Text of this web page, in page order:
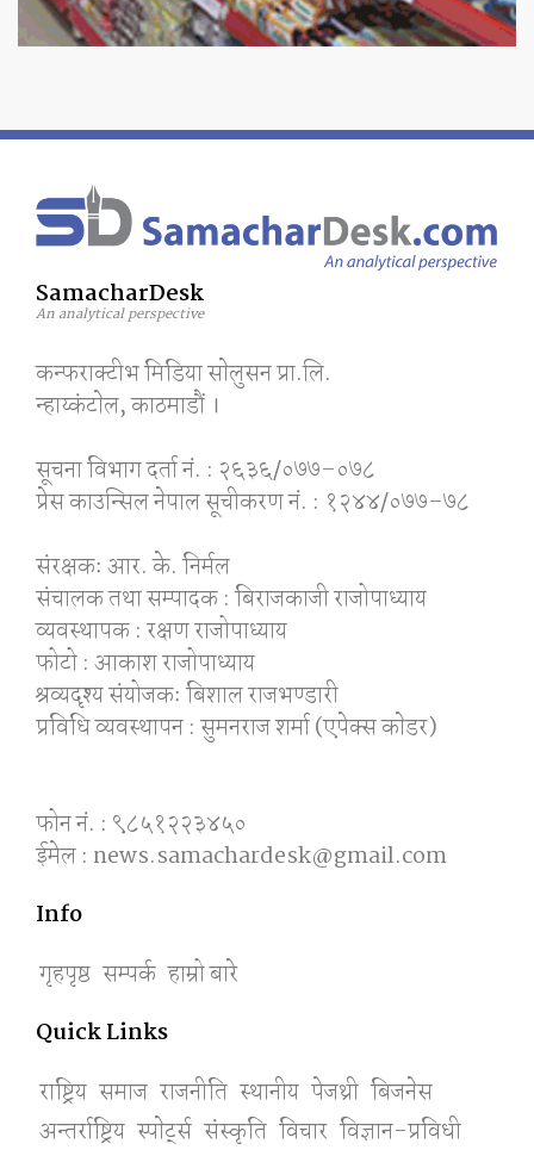
SamacharDesk
An analytical perspective
कन्फराक्टीभ मिडिया साेलुसन प्रा.लि.
न्हाय्कंटाेल, काठमाडाैं ।
सूचना विभाग दर्ता नं. : २६३६/०७७–०७८
प्रेस काउन्सिल नेपाल सूचीकरण नं. : १२४४/०७७–७८
संरक्षकः आर. के. निर्मल
संचालक तथा सम्पादक : बिराजकाजी राजोपाध्याय
व्यवस्थापक : रक्षण राजोपाध्याय
फोटो : आकाश राजोपाध्याय
श्रव्यदृश्य संयोजकः बिशाल राजभण्डारी
प्रविधि व्यवस्थापन : सुमनराज शर्मा (एपेक्स काेडर)
फोन नं. : ९८५१२२३४५०
ईमेल : news.samachardesk@gmail.com
Info
गृहपृष्ठ सम्पर्क हाम्रो बारे
Quick Links
राष्ट्रिय समाज राजनीति स्थानीय पेजथ्री बिजनेस
अन्तर्राष्ट्रिय स्पाेर्ट्स संस्कृति विचार विज्ञान-प्रविधी